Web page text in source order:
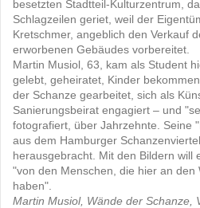
besetzten Stadtteil-Kulturzentrum,
Schlagzeilen geriet, weil der
Kretschmer, angeblich den Verkauf
erworbenen Gebäudes vorbereitet.
Martin Musiol, 63, kam als Student
gelebt, geheiratet, Kinder
der Schanze gearbeitet, sich als
Sanierungsbeirat engagiert – und
fotografiert, über Jahrzehnte. Seine
aus dem Hamburger
herausgebracht. Mit den Bildern will
"von den Menschen, die hier an den
haben".
Martin Musiol, Wände der Schanze,